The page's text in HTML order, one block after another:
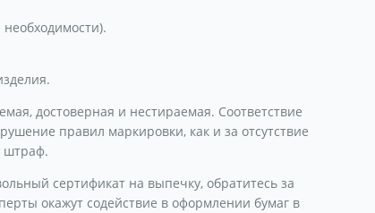
достоверная и нестираемая. Соответствие
правил маркировки, как и за отсутствие
штраф.
сертификат на выпечку, обратитесь за
окажут содействие в оформлении бумаг в